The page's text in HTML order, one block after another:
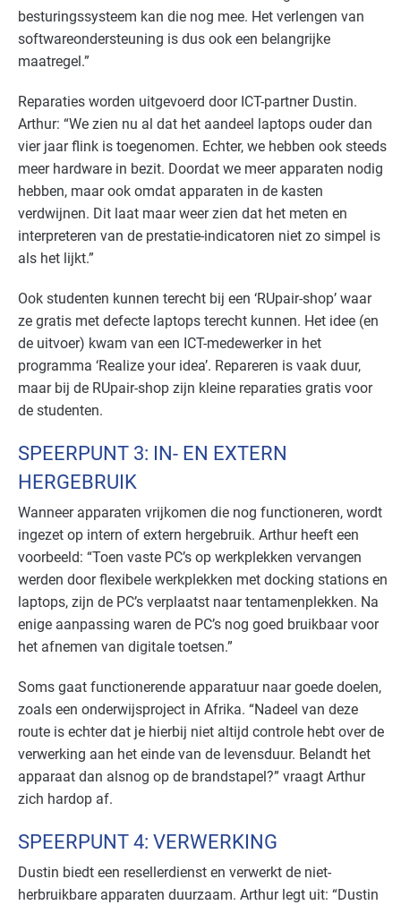
besturingssysteem kan die nog mee. Het verlengen van
softwareondersteuning is dus ook een belangrijke
maatregel.”
Reparaties worden uitgevoerd door ICT-partner Dustin.
Arthur: “We zien nu al dat het aandeel laptops ouder dan
vier jaar flink is toegenomen. Echter, we hebben ook steeds
meer hardware in bezit. Doordat we meer apparaten nodig
hebben, maar ook omdat apparaten in de kasten
verdwijnen. Dit laat maar weer zien dat het meten en
interpreteren van de prestatie-indicatoren niet zo simpel is
als het lijkt.”
Ook studenten kunnen terecht bij een ‘RUpair-shop’ waar
ze gratis met defecte laptops terecht kunnen. Het idee (en
de uitvoer) kwam van een ICT-medewerker in het
programma ‘Realize your idea’. Repareren is vaak duur,
maar bij de RUpair-shop zijn kleine reparaties gratis voor
de studenten.
SPEERPUNT 3: IN- EN EXTERN
HERGEBRUIK
Wanneer apparaten vrijkomen die nog functioneren, wordt
ingezet op intern of extern hergebruik. Arthur heeft een
voorbeeld: “Toen vaste PC’s op werkplekken vervangen
werden door flexibele werkplekken met docking stations en
laptops, zijn de PC’s verplaatst naar tentamenplekken. Na
enige aanpassing waren de PC’s nog goed bruikbaar voor
het afnemen van digitale toetsen.”
Soms gaat functionerende apparatuur naar goede doelen,
zoals een onderwijsproject in Afrika. “Nadeel van deze
route is echter dat je hierbij niet altijd controle hebt over de
verwerking aan het einde van de levensduur. Belandt het
apparaat dan alsnog op de brandstapel?” vraagt Arthur
zich hardop af.
SPEERPUNT 4: VERWERKING
Dustin biedt een resellerdienst en verwerkt de niet-
herbruikbare apparaten duurzaam. Arthur legt uit: “Dustin